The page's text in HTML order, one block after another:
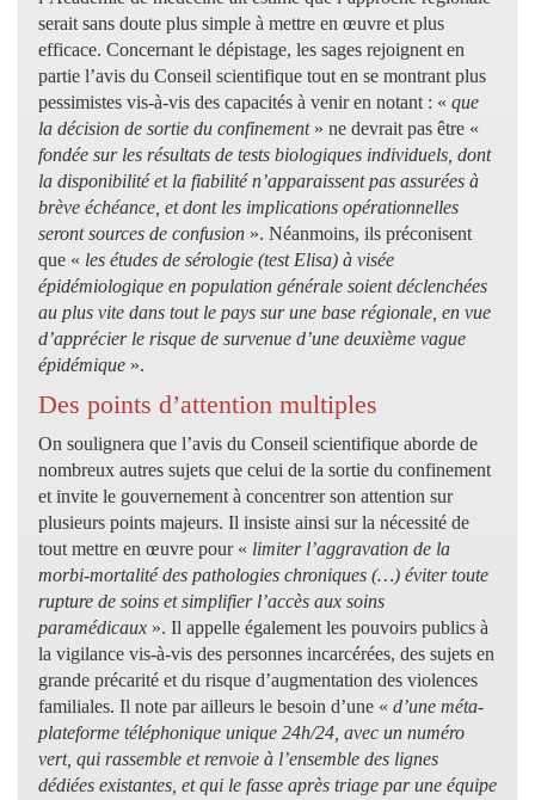
serait sans doute plus simple à mettre en œuvre et plus
efficace. Concernant le dépistage, les sages rejoignent en
partie l’avis du Conseil scientifique tout en se montrant plus
pessimistes vis-à-vis des capacités à venir en notant : « que
la décision de sortie du confinement» ne devrait pas être «
fondée sur les résultats de tests biologiques individuels, dont
la disponibilité et la fiabilité n’apparaissent pas assurées à
brève échéance, et dont les implications opérationnelles
seront sources de confusion ». Néanmoins, ils préconisent
que « les études de sérologie (test Elisa) à visée
épidémiologique en population générale soient déclenchées
au plus vite dans tout le pays sur une base régionale, en vue
d’apprécier le risque de survenue d’une deuxième vague
épidémique ».
Des points d’attention multiples
On soulignera que l’avis du Conseil scientifique aborde de
nombreux autres sujets que celui de la sortie du confinement
et invite le gouvernement à concentrer son attention sur
plusieurs points majeurs. Il insiste ainsi sur la nécessité de
tout mettre en œuvre pour « limiter l’aggravation de la
morbi-mortalité des pathologies chroniques (…) éviter toute
rupture de soins et simplifier l’accès aux soins
paramédicaux ». Il appelle également les pouvoirs publics à
la vigilance vis-à-vis des personnes incarcérées, des sujets en
grande précarité et du risque d’augmentation des violences
familiales. Il note par ailleurs le besoin d’une « d’une méta-
plateforme téléphonique unique 24h/24, avec un numéro
vert, qui rassemble et renvoie à l’ensemble des lignes
dédiées existantes, et qui le fasse après triage par une équipe